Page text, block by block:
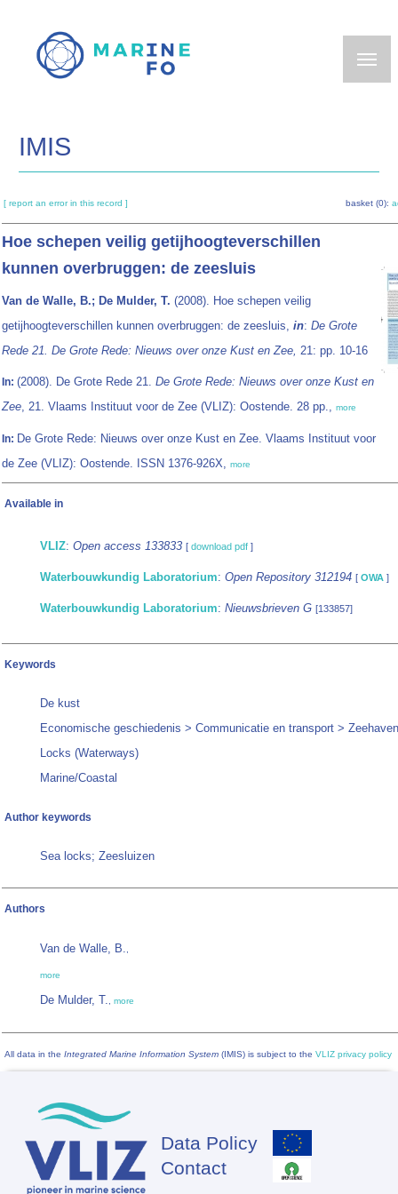
main
IMIS
[ report an error in this record ] basket (0):
Hoe schepen veilig getijhoogteverschillen
kunnen overbruggen: de zeesluis
Van de Walle, B.; De Mulder, T. (2008). Hoe schepen veilig
getijhoogteverschillen kunnen overbruggen: de zeesluis, in: De Grote
Rede 21. De Grote Rede: Nieuws over onze Kust en Zee, 21: pp. 10-16
In: (2008). De Grote Rede 21. De Grote Rede: Nieuws over onze Kust en
Zee, 21. Vlaams Instituut voor de Zee (VLIZ): Oostende. 28 pp., more
In: De Grote Rede: Nieuws over onze Kust en Zee. Vlaams Instituut voor
de Zee (VLIZ): Oostende. ISSN 1376-926X, more
Available in
VLIZ: Open access 133833 [ download pdf ]
Waterbouwkundig Laboratorium: Open Repository 312194 [ OWA ]
Waterbouwkundig Laboratorium: Nieuwsbrieven G [133857]
Keywords
De kust
Economische geschiedenis > Communicatie en transport > Zeehaven
Locks (Waterways)
Marine/Coastal
Author keywords
Sea locks; Zeesluizen
Authors
Van de Walle, B.,
more
De Mulder, T., more
All data in the Integrated Marine Information System (IMIS) is subject to the VLIZ privacy policy
Footer
Data Policy
Contact